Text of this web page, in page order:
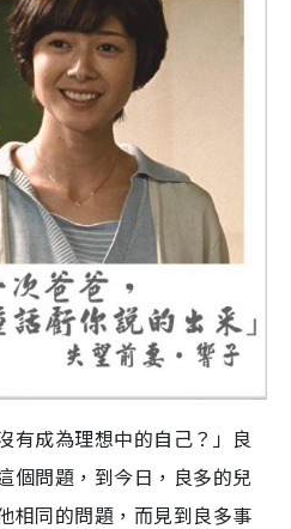
有成為理想中的自己？」良
個問題，到今日，良多的兒
相同的問題，而見到良多事